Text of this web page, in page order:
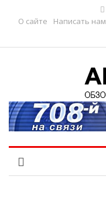
О сайте
Написать нам